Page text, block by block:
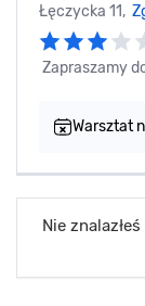
Łęczycka 11,
Zapraszamy
Warsztat
Nie